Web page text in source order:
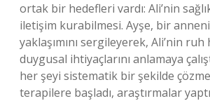
ortak bir hedefleri vardı: Ali’nin
iletişim kurabilmesi. Ayşe, bir
yaklaşımını sergileyerek, Ali’nin ruh
duygusal ihtiyaçlarını anlamaya
her şeyi sistematik bir şekilde
terapilere başladı, araştırmalar